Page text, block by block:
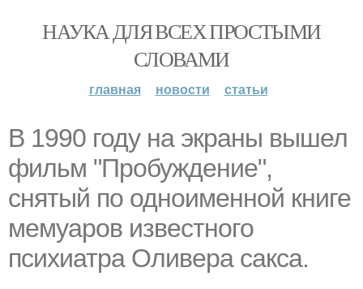
НАУКА ДЛЯ ВСЕХ ПРОСТЫМИ
СЛОВАМИ
главная новости статьи
В 1990 году на экраны вышел
фильм "Пробуждение",
снятый по одноименной книге
мемуаров известного
психиатра Оливера сакса.